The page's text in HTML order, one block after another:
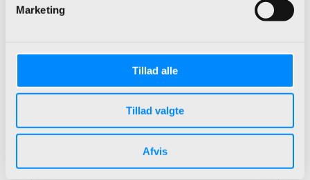
Marketing
Tillad alle
Tillad valgte
Afvis
Ved opgradering fra NAV til
du 3 navngivne brugere for hver
samtidig bruger. Forudsætter et
aktivt abonnement og at
brugerne er købt før 1. april 2019.
Har I en Microsoft C5/XAL med
abonnement, er der også
opgraderingsmuligheder til